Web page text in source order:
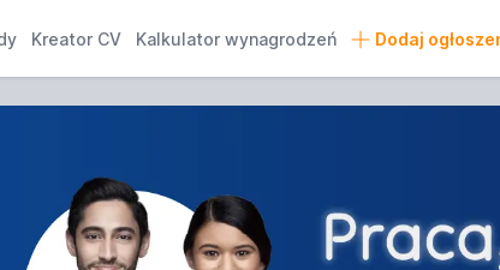
Kreator CV Kalkulator wynagrodzeń Dodaj